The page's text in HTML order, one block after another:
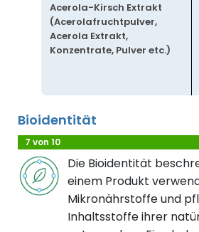
Acerola-Kirsch Extrakt
(Acerolafruchtpulver,
Acerola Extrakt,
Konzentrate, Pulver etc.)
Bioidentität
7 von 10
Die Bioidentität
einem Produkt
Mikronährstoffe und
Inhaltsstoffe ihrer